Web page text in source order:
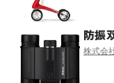
防振
株式会